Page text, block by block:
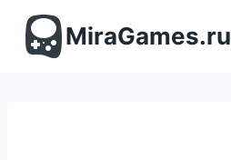
содержимомуMiraGames.ru